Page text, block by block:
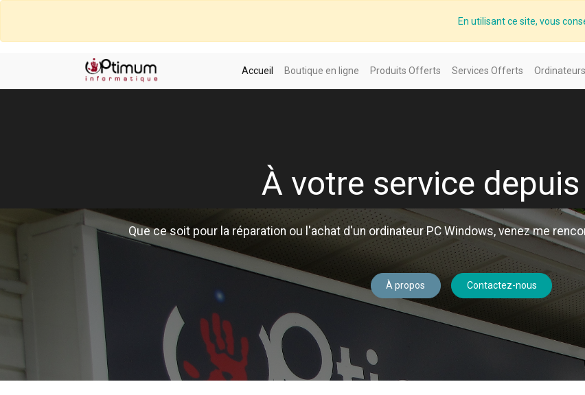
En utilisant ce site, vous
Accueil Boutique en ligne Produits Offerts Services Offerts
À votre service
Que ce soit pour la réparation ou l'achat d'un ordinateur PC Windows, venez me
À propos Contactez-nous